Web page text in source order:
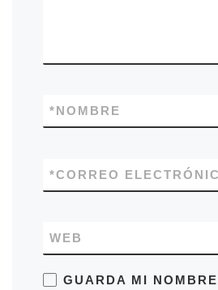
NOMBRE
*
CORREO
*
WEB
GUARDA MI